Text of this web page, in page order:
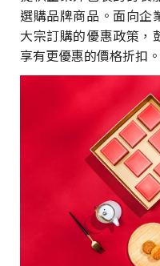
選購品牌商品。面向企
大宗訂購的優惠政策，
享有更優惠的價格折扣。